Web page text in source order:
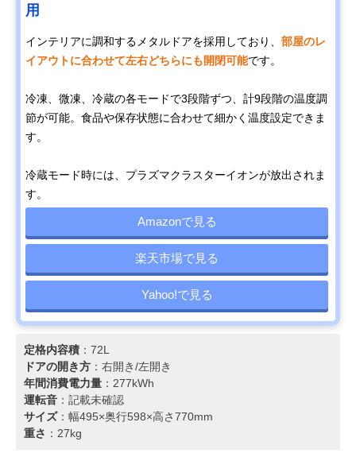
用
インテリアに調和するメタルドアを採用しており、 部屋のレ
イアウトに合わせて左右どちらにも開閉可能です。
冷凍、微凍、冷蔵の各モードで3段階ずつ、計9段階の温度調
節が可能。食品や保存状態に合わせて細かく温度設定できま
す。
冷蔵モード時には、プラズマクラスターイオンが放出されま
す。
Amazonで見る
楽天市場で見る
Yahoo!で見る
定格内容積 ：72L
ドアの開き方 ：右開き/左開き
年間消費電力量 ：277kWh
運転音 ：記載未確認
サイズ：幅495×奥行598×高さ770mm
重さ ：27kg